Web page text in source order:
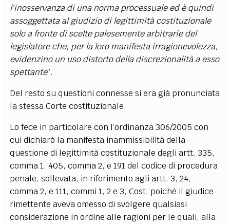
l'inosservanza di una norma processuale ed è quindi
assoggettata al giudizio di legittimità costituzionale
solo a fronte di scelte palesemente arbitrarie del
legislatore che, per la loro manifesta irragionevolezza,
evidenzino un uso distorto della discrezionalità a esso
spettante”.
Del resto su questioni connesse si era già pronunciata
la stessa Corte costituzionale.
Lo fece in particolare con l’ordinanza 306/2005 con
cui dichiarò la manifesta inammissibilità della
questione di legittimità costituzionale degli artt. 335,
comma 1, 405, comma 2, e 191 del codice di procedura
penale, sollevata, in riferimento agli artt. 3, 24,
comma 2, e 111, commi 1, 2 e 3, Cost. poiché il giudice
rimettente aveva omesso di svolgere qualsiasi
considerazione in ordine alle ragioni per le quali, alla